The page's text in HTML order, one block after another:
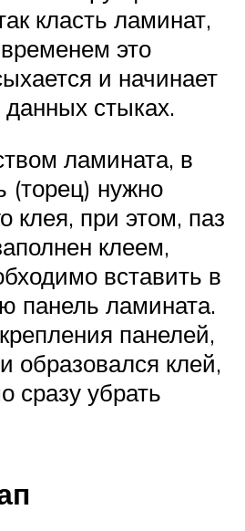
класть ламинат,
это
и начинает
данных стыках.
ламината, в
(торец) нужно
клея, при этом, паз
клеем,
вставить в
панель ламината.
панелей,
образовался клей,
сразу убрать